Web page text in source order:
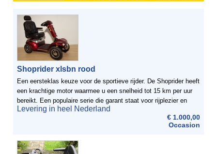
Shoprider xlsbn rood
Een eersteklas keuze voor de sportieve rijder. De Shoprider heeft
een krachtige motor waarmee u een snelheid tot 15 km per uur
bereikt. Een populaire serie die garant staat voor rijplezier en
stabiliteit. Geschikt voor zowel om het ...
Levering in heel Nederland
€ 1.000,00
Occasion